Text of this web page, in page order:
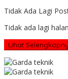
Tidak Ada Lagi
Tidak ada lagi
Lihat